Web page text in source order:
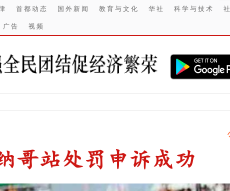
首都动态 国外新闻 教育与文化 华社 科学与技术
广告 视频
哥站处罚申诉成功